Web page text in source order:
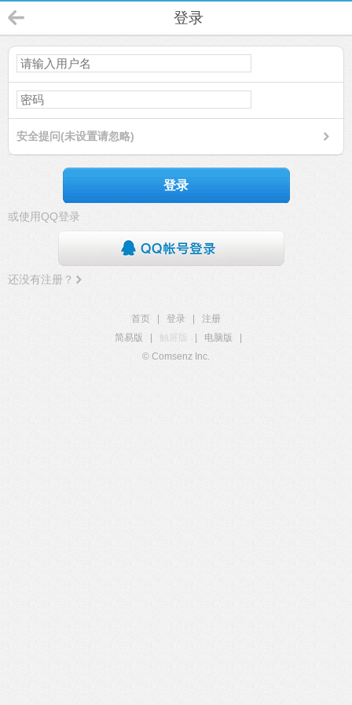
登录
安全提问(未设置请忽略)
登录
或使用QQ登录
还没有注册？
首页 登录
注册
简易版
触屏版 电脑版
© Comsenz Inc.